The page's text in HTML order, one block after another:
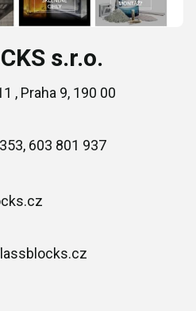
s.r.o.
, Praha 9, 190 00
603 801 937